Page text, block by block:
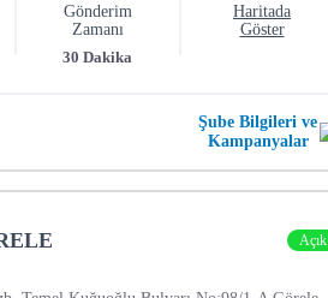
Gönderim
Zamanı
30 Dakika
Haritada
Göster
Şube Bilgileri ve
Kampanyalar
Açık